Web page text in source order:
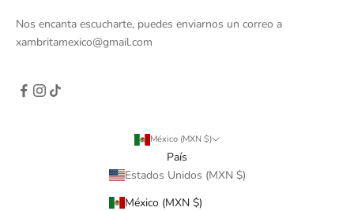
Nos encanta escucharte, puedes enviarnos un correo a
xambritamexico@gmail.com
México (MXN $)
País
Estados Unidos (MXN $)
México (MXN $)